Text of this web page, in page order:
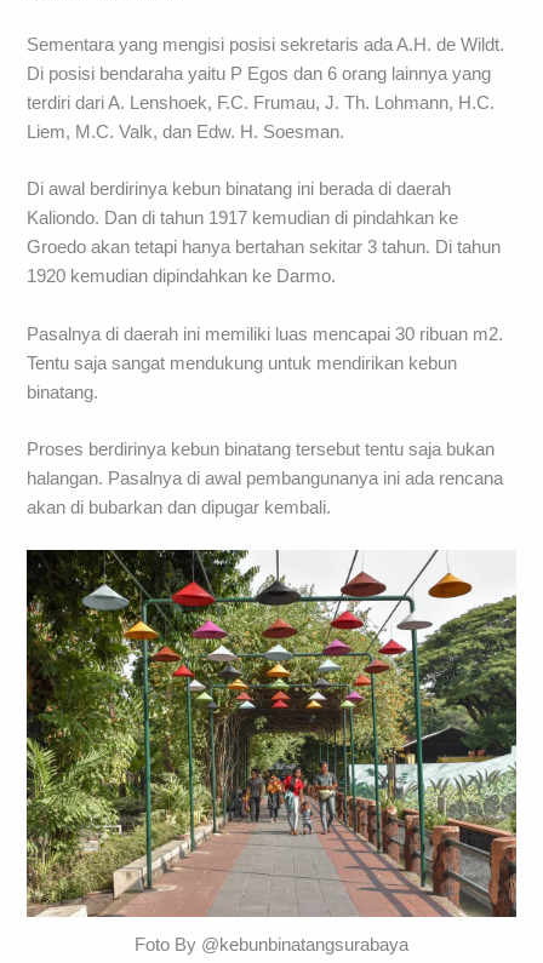
Sementara yang mengisi posisi sekretaris ada A.H. de Wildt.
Di posisi bendaraha yaitu P Egos dan 6 orang lainnya yang
terdiri dari A. Lenshoek, F.C. Frumau, J. Th. Lohmann, H.C.
Liem, M.C. Valk, dan Edw. H. Soesman.
Di awal berdirinya kebun binatang ini berada di daerah
Kaliondo. Dan di tahun 1917 kemudian di pindahkan ke
Groedo akan tetapi hanya bertahan sekitar 3 tahun. Di tahun
1920 kemudian dipindahkan ke Darmo.
Pasalnya di daerah ini memiliki luas mencapai 30 ribuan m2.
Tentu saja sangat mendukung untuk mendirikan kebun
binatang.
Proses berdirinya kebun binatang tersebut tentu saja bukan
halangan. Pasalnya di awal pembangunanya ini ada rencana
akan di bubarkan dan dipugar kembali.
Foto By @kebunbinatangsurabaya